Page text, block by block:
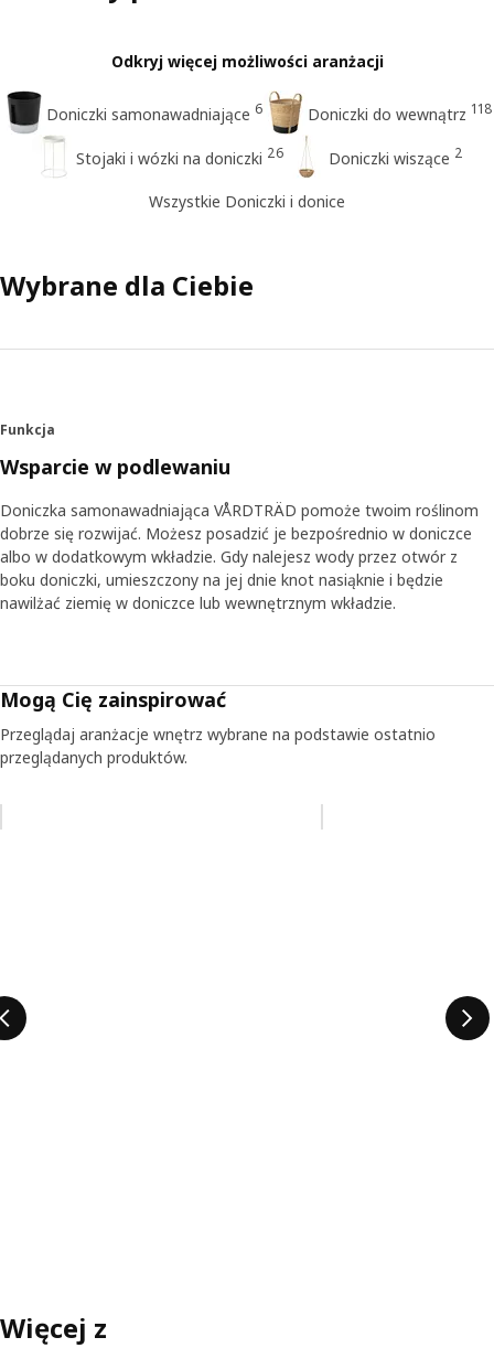
Odkryj więcej możliwości aranżacji
Doniczki samonawadniające 6 Doniczki do wewnątrz 118
Stojaki i wózki na doniczki 26 Doniczki wiszące 2
Wszystkie Doniczki i donice
Wybrane dla Ciebie
Funkcja
Wsparcie w podlewaniu
Doniczka samonawadniająca VÅRDTRÄD pomoże twoim roślinom
dobrze się rozwijać. Możesz posadzić je bezpośrednio w doniczce
albo w dodatkowym wkładzie. Gdy nalejesz wody przez otwór z
boku doniczki, umieszczony na jej dnie knot nasiąknie i będzie
nawilżać ziemię w doniczce lub wewnętrznym wkładzie.
Mogą Cię zainspirować
Przeglądaj aranżacje wnętrz wybrane na podstawie ostatnio
przeglądanych produktów.
Więcej z